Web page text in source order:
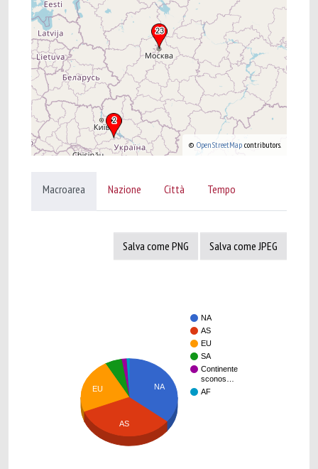
© OpenStreetMap contributors.
Macroarea Nazione Città Tempo
Salva come PNG Salva come JPEG
NA
AS
EU
SA
Continente
sconos…
AF
NA
EU
AS